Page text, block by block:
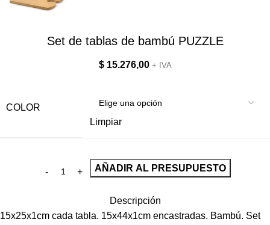
Set de tablas de bambú PUZZLE
$15.276,00 + IVA
COLOR
Limpiar
AÑADIR AL PRESUPUESTO
Descripción
15x25x1cm cada tabla. 15x44x1cm encastradas. Bambú. Set